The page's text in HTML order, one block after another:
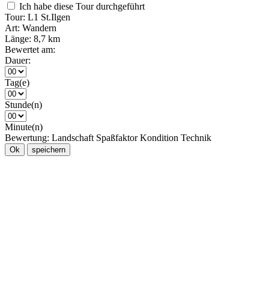
Ich habe diese Tour durchgeführt
Tour: L1 St.Ilgen
Art: Wandern
Länge: 8,7 km
Bewertet am:
Dauer:
Tag(e)
Stunde(n)
Minute(n)
Bewertung: Landschaft Spaßfaktor Kondition Technik
Ok speichern